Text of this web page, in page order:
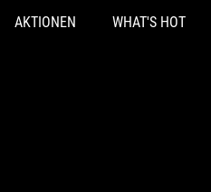
AKTIONEN WHAT'S HOT